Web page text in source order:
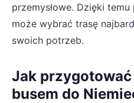
przemysłowe. Dzięki
może wybrać trasę
swoich potrzeb.
Jak
busem do